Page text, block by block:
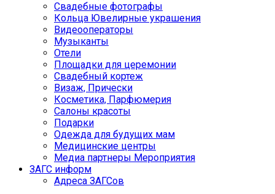
Свадебные фотографы
Кольца Ювелирные украшения
Видеооператоры
Музыканты
Отели
Площадки для церемонии
Свадебный кортеж
Визаж, Прически
Косметика, Парфюмерия
Салоны красоты
Подарки
Одежда для будущих мам
Медицинские центры
Медиа партнеры Мероприятия
ЗАГС информ
Адреса ЗАГСов